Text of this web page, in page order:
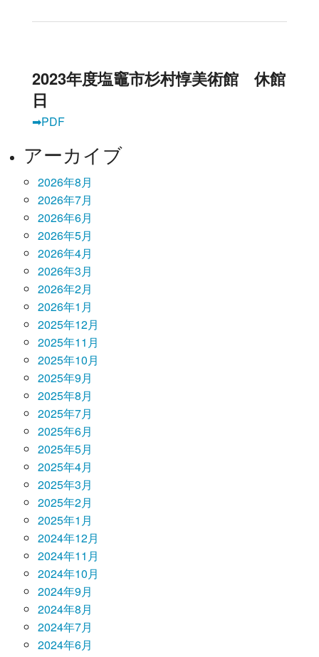
2023年度塩竈市杉村惇美術館 休館
日
➡PDF
アーカイブ
2026年8月
2026年7月
2026年6月
2026年5月
2026年4月
2026年3月
2026年2月
2026年1月
2025年12月
2025年11月
2025年10月
2025年9月
2025年8月
2025年7月
2025年6月
2025年5月
2025年4月
2025年3月
2025年2月
2025年1月
2024年12月
2024年11月
2024年10月
2024年9月
2024年8月
2024年7月
2024年6月